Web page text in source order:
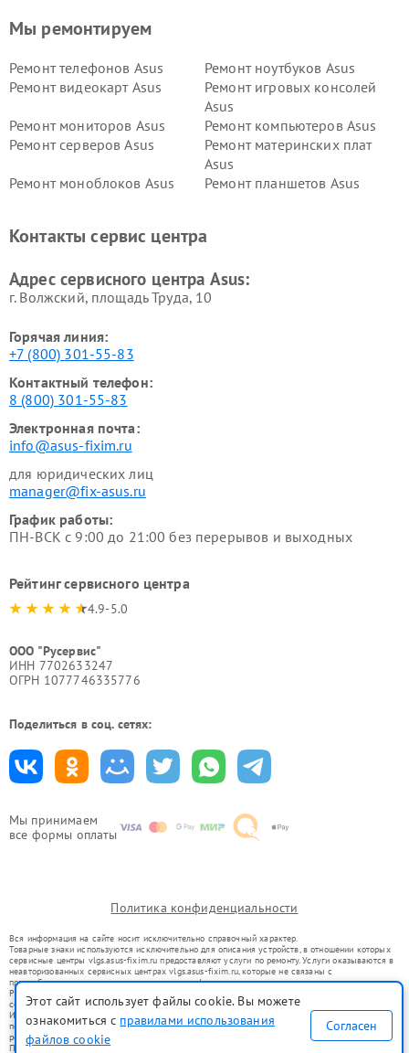
Мы принимаем
все формы оплаты
Мы ремонтируем
Ремонт телефонов Asus
Ремонт ноутбуков Asus
Ремонт видеокарт Asus
Ремонт игровых консолей
Asus
Ремонт мониторов Asus
Ремонт компьютеров Asus
Ремонт серверов Asus
Ремонт материнских плат
Asus
Ремонт моноблоков Asus
Ремонт планшетов Asus
Контакты сервис центра
Адрес сервисного центра Asus:
г. Волжский, площадь Труда, 10
Горячая линия:
+7 (800) 301-55-83
Контактный телефон:
8 (800) 301-55-83
Электронная почта:
info@asus-fixim.ru
для юридических лиц
manager@fix-asus.ru
График работы:
ПН-ВСК с 9:00 до 21:00 без перерывов и выходных
Рейтинг сервисного центра
4.9-5.0
ООО "Русервис"
ИНН 7702633247
ОГРН 1077746335776
Поделиться в соц. сетях:
Политика конфиденциальности
Вся информация на сайте носит исключительно справочный характер.
Товарные знаки используются исключительно для описания устройств, в отношении которых
сервисные центры vlgs.asus-fixim.ru предоставляют услуги по ремонту. Услуги оказываются в
неавторизованных сервисных центрах vlgs.asus-fixim.ru, которые не связаны с
правообладателями товарных знаков или их официальными представителями.
Ремонт осуществляется для устройств, уже введенных в гражданский оборот в соответствии
со статьей 1487 ГК РФ.
Использование товарных знаков не преследует цели индивидуализации услуг или введения
потребителей в заблуждение, а служит для информирования о предоставляемых услугах по
ремонту техники указанных брендов.
Представленная на сайте информация не является публичной офертой, определяемой
Этот сайт использует файлы cookie. Вы можете
ознакомиться с правилами использования
файлов cookie
Согласен